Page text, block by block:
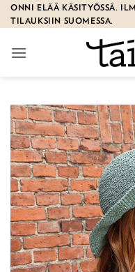
Skip
to
ONNI ELÄÄ KÄSITYÖSSÄ.
TILAUKSIIN SUOMESSA.